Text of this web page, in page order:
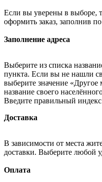
Если вы уверены в выборе,
оформить заказ, заполнив
Заполнение адреса
Выберите из списка
пункта. Если вы не нашли
выберите значение
название своего
Введите правильный
Доставка
В зависимости от места
доставки. Выберите любой
Оплата